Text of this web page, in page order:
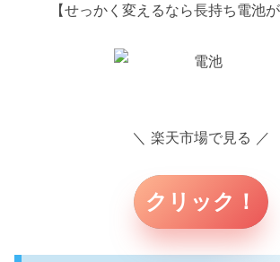
【せっかく変えるなら長持ち電池が
＼ 楽天市場で見る ／
クリック！